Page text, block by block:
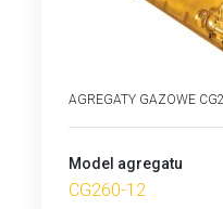
AGREGATY GAZOWE
Model agregatu
CG260-12